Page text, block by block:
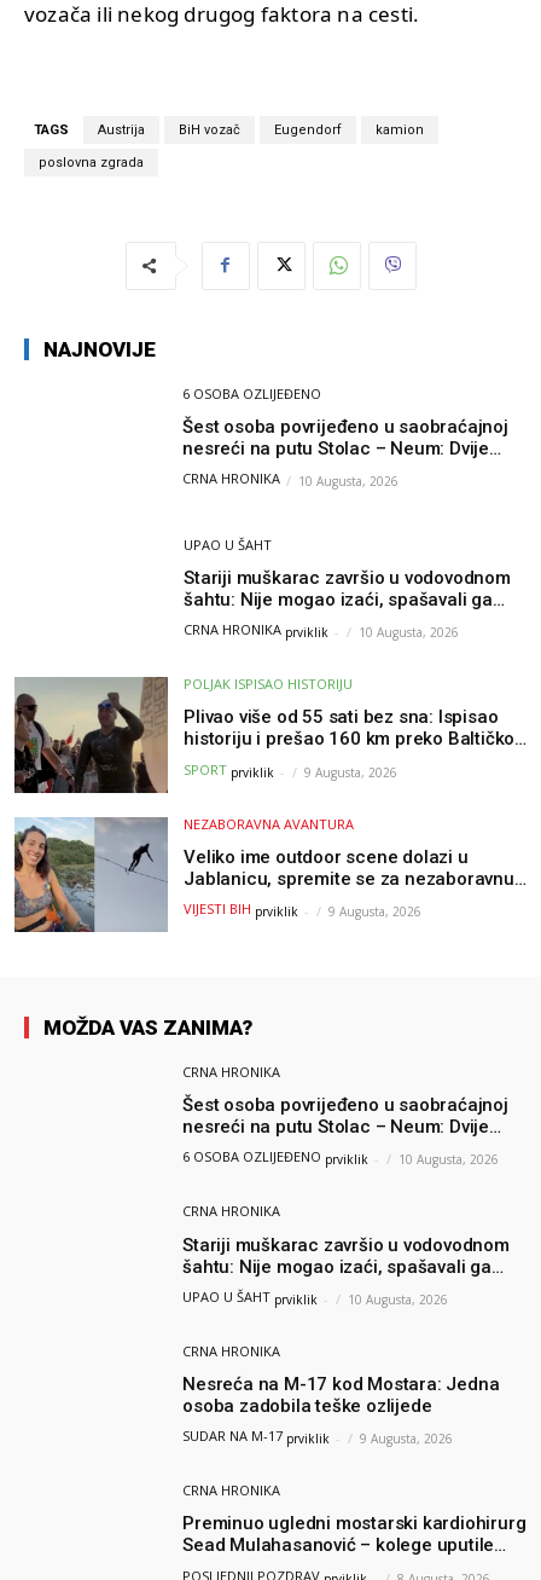
vozača ili nekog drugog faktora na cesti.
TAGS Austrija BiH vozač Eugendorf kamion
poslovna zgrada
NAJNOVIJE
6 OSOBA OZLIJEĐENO
Šest osoba povrijeđeno u saobraćajnoj
nesreći na putu Stolac – Neum: Dvije
osobe zadobile teške tjelesne povrede
CRNA HRONIKA 10 Augusta, 2026
UPAO U ŠAHT
Stariji muškarac završio u vodovodnom
šahtu: Nije mogao izaći, spašavali ga
vatrogasci
CRNA HRONIKA prviklik - 10 Augusta, 2026
POLJAK ISPISAO HISTORIJU
Plivao više od 55 sati bez sna: Ispisao
historiju i prešao 160 km preko Baltičkog
mora – a podvig posvetio djeci oboljeloj
od raka
SPORT prviklik - 9 Augusta, 2026
NEZABORAVNA AVANTURA
Veliko ime outdoor scene dolazi u
Jablanicu, spremite se za nezaboravnu
avanturu (VIDEO) !
VIJESTI BIH prviklik - 9 Augusta, 2026
MOŽDA VAS ZANIMA?
CRNA HRONIKA
Šest osoba povrijeđeno u saobraćajnoj
nesreći na putu Stolac – Neum: Dvije
osobe zadobile teške tjelesne povrede
6 OSOBA OZLIJEĐENO prviklik - 10 Augusta, 2026
CRNA HRONIKA
Stariji muškarac završio u vodovodnom
šahtu: Nije mogao izaći, spašavali ga
vatrogasci
UPAO U ŠAHT prviklik - 10 Augusta, 2026
CRNA HRONIKA
Nesreća na M-17 kod Mostara: Jedna
osoba zadobila teške ozlijede
SUDAR NA M-17 prviklik - 9 Augusta, 2026
CRNA HRONIKA
Preminuo ugledni mostarski kardiohirurg
Sead Mulahasanović – kolege uputile
emotivnu oproštajnu poruku
POSLJEDNJI POZDRAV